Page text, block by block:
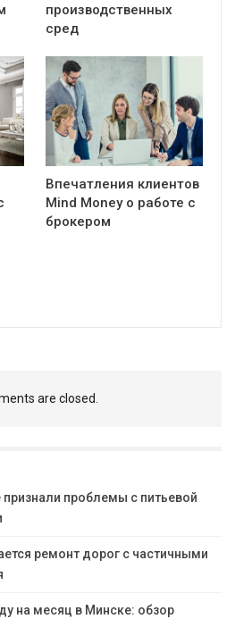
производственных
сред
Впечатления клиентов
Mind Money о работе с
брокером
are closed.
проблемы с питьевой
ремонт дорог с частичными
на месяц в Минске: обзор